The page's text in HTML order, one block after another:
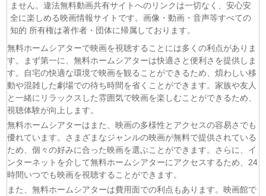
(06/08)令和のダラさん 第6話
(06/08)文豪ストレイドッグス わん！2 第6話
(06/08)大空港〜GATE24〜 第3話
(06/08)盗掘王 第5話
(06/08)乙女ゲー世界はモブに厳しい世界です2 第5話
(06/08) チョッちゃん 第86話
(06/08) ひまわり 第94話
(06/08)マッサン 第18話
(06/08)風、薫る 第94話
(06/08)君は夏のなか 第6話
(06/08) いびってこない義母と義姉 第5話
(06/08)サンダー３ 第5話
ません。違法無料動画共有サイトへのリンクは一切なく、安心安
全に楽しめる映画情報サイトです。画像・動画・音声等すべての
知的 所有権は著作者・団体に帰属しております。
無料ホームシアターで映画を視聴することには多くの利点がありま
す。まず第一に、無料ホームシアターは快適さと便利さを提供しま
す。自宅の快適な環境で映画を観ることができるため、煩わしい移
動や混雑した劇場での待ち時間を省くことができます。家族や友人
と一緒にリラックスした雰囲気で映画を楽しむことができるため、
視聴体験が向上します。
無料ホームシアターはまた、映画の多様性とアクセスの容易さでも
優れています。さまざまなジャンルの映画が無料で提供されている
ため、個々の好みに合った映画を選ぶことができます。さらに、イ
ンターネットを介して無料ホームシアターにアクセスするため、24
時間いつでも映画を視聴することができます。
また、無料ホームシアターは費用面での利点もあります。映画館で